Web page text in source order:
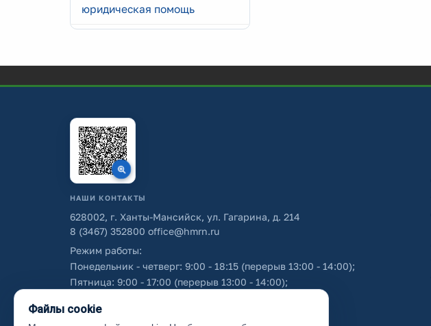
юридическая помощь
НАШИ КОНТАКТЫ
628002, г. Ханты-Мансийск, ул. Гагарина, д. 214
8 (3467) 352800 office@hmrn.ru
Режим работы:
Понедельник - четверг: 9:00 - 18:15 (перерыв 13:00 - 14:00);
Пятница: 9:00 - 17:00 (перерыв 13:00 - 14:00);
Файлы cookie